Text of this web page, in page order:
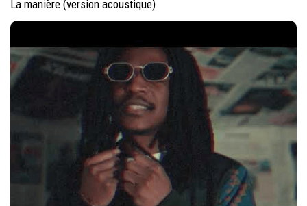
La manière (version acoustique)